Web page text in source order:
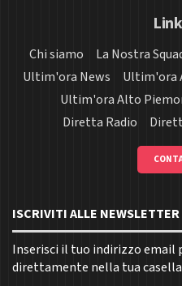
Chi siamo La Nostra
Ultim'ora News
Ultim'ora
Ultim'ora Alto
Diretta Radio
ISCRIVITI ALLE
Inserisci il tuo indirizzo email
direttamente nella tua